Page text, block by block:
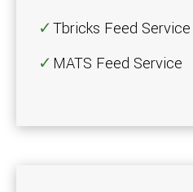
Tbricks Feed Service
MATS Feed Service